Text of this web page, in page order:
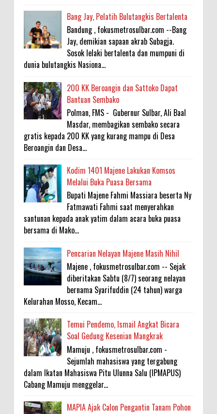
Bang Jay, Pelatih Bulutangkis Bertalenta
Bandung , fokusmetrosulbar.com --Bang
Jay, demikian sapaan akrab Subagja.
Sosok lelaki bertalenta dan mumpuni di
dunia bulutangkis Nasiona...
200 KK Beroangin dan Sattoko Dapat
Bantuan Sembako
Polman, FMS - Gubernur Sulbar, Ali Baal
Masdar, membagikan sembako secara
gratis kepada 200 KK yang kurang mampu di Desa
Beroangin dan Desa...
Kodim 1401 Majene Lakukan Komsos
Melalui Buka Puasa Bersama
Bupati Majene Fahmi Massiara beserta Ny
Fatmawati Fahmi saat menyerahkan
santunan kepada anak yatim dalam acara buka puasa
bersama di Mako...
Pencarian Nelayan Majene Masih Nihil
Majene , fokusmetrosulbar.com -- Sejak
diberitakan Sabtu (8/7) seorang nelayan
bernama Syarifuddin (24 tahun) warga
Kelurahan Mosso, Kecam...
Temui Pendemo, Ismail Angkat Bicara
Soal Gedung Kesenian Mangkrak
Mamuju , fokusmetrosulbar.com -
Sejumlah mahasiswa yang tergabung
dalam Ikatan Mahasiswa Pitu Ulunna Salu (IPMAPUS)
Cabang Mamuju menggelar...
MAPIA Ajak Calon Pengantin Tanam Pohon